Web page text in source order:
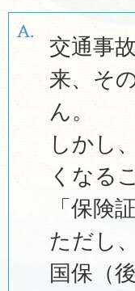
交通事
来、そ
ん。
しかし
くなる
「保険
ただし
国保（